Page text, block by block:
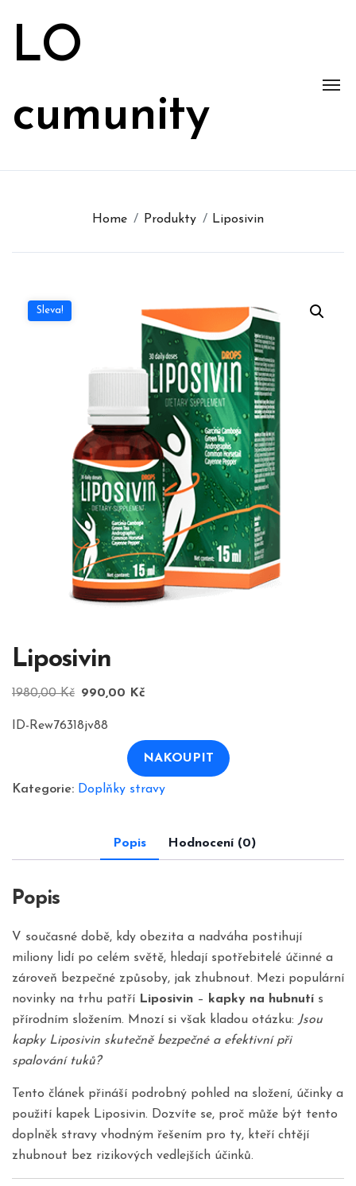
LO
cumunity
Home Produkty Liposivin
Sleva!
Liposivin
1980,00Kč Původní
byla:
1980,00 Kč.
990,00 Kč
990,00 Kč.
ID-Rew76318jv88
NAKOUPIT
Kategorie: Doplňky stravy
Popis Hodnocení (0)
Popis
V současné době, kdy obezita a nadváha postihují
miliony lidí po celém světě, hledají spotřebitelé účinné a
zároveň bezpečné způsoby, jak zhubnout. Mezi populární
novinky na trhu patří Liposivin – kapky na hubnutí s
přírodním složením. Mnozí si však kladou otázku: Jsou
kapky Liposivin skutečně bezpečné a efektivní při
spalování tuků?
Tento článek přináší podrobný pohled na složení, účinky a
použití kapek Liposivin. Dozvíte se, proč může být tento
doplněk stravy vhodným řešením pro ty, kteří chtějí
zhubnout bez rizikových vedlejších účinků.